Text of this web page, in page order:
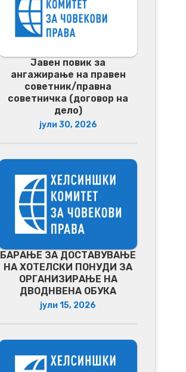
Јавен повик за
ангажирање на правен
советник/правна
советничка (договор на
дело)
јули 30, 2026
БАРАЊЕ ЗА ДОСТАВУВАЊЕ
НA ХОТЕЛСКИ ПОНУДИ ЗА
ОРГАНИЗИРАЊЕ НА
ДВОДНВЕНА ОБУКА
јули 15, 2026